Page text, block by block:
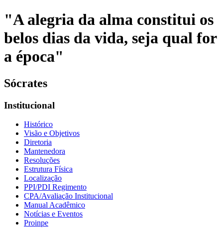
"A alegria da alma constitui os
belos dias da vida, seja qual for
a época"
Sócrates
Institucional
Histórico
Visão e Objetivos
Diretoria
Mantenedora
Resoluções
Estrutura Física
Localização
PPI/PDI Regimento
CPA/Avaliação Institucional
Manual Acadêmico
Notícias e Eventos
Proinpe